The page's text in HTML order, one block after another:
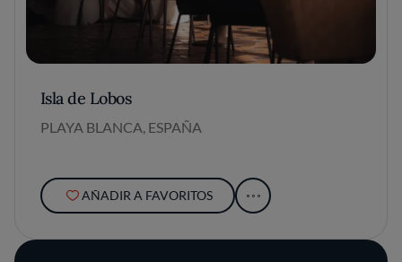
Isla de Lobos
PLAYA BLANCA, ESPAÑA
AÑADIR A FAVORITOS